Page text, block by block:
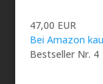
47,00 EUR
Bei Amazon
Bestseller Nr. 4